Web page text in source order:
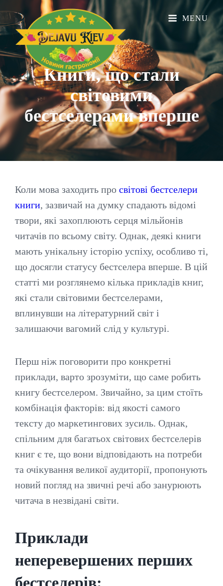
MENU
Книги, що стали
світовими
бестселерамивперше
Коли мова заходить про світові бестселери
книги, зазвичай на думку спадають відомі
твори, які захоплюють серця мільйонів
читачів по всьому світу. Однак, деякі книги
мають унікальну історію успіху, особливо ті,
що досягли статусу бестселера вперше. В цій
статті ми розглянемо кілька прикладів книг,
які стали світовими бестселерами,
вплинувши на літературний світ і
залишаючи вагомий слід у культурі.
Перш ніж поговорити про конкретні
приклади, варто зрозуміти, що саме робить
книгу бестселером. Звичайно, за цим стоїть
комбінація факторів: від якості самого
тексту до маркетингових зусиль. Однак,
спільним для багатьох світових бестселерів
книг є те, що вони відповідають на потреби
та очікування великої аудиторії, пропонують
новий погляд на звичні речі або занурюють
читача в незвідані світи.
Приклади
неперевершених перших
бестселерів: